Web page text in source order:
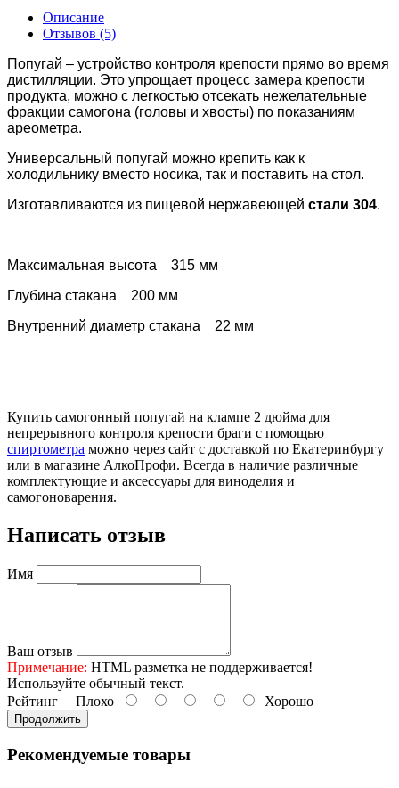
Описание
Отзывов (5)
Попугай – устройство контроля крепости прямо во время
дистилляции. Это упрощает процесс замера крепости
продукта, можно с легкостью отсекать нежелательные
фракции самогона (головы и хвосты) по показаниям
ареометра.
Универсальный попугай можно крепить как к
холодильнику вместо носика, так и поставить на стол.
Изготавливаются из пищевой нержавеющей стали 304.
Максимальная высота 315 мм
Глубина стакана 200 мм
Внутренний диаметр стакана 22 мм
Купить самогонный попугай на клампе 2 дюйма для
непрерывного контроля крепости браги с помощью
спиртометра можно через сайт с доставкой по Екатеринбургу
или в магазине АлкоПрофи. Всегда в наличие различные
комплектующие и аксессуары для виноделия и
самогоноварения.
Написать отзыв
Имя
Ваш отзыв
Примечание: HTML разметка не поддерживается!
Используйте обычный текст.
Рейтинг Плохо Хорошо
Продолжить
Рекомендуемые товары